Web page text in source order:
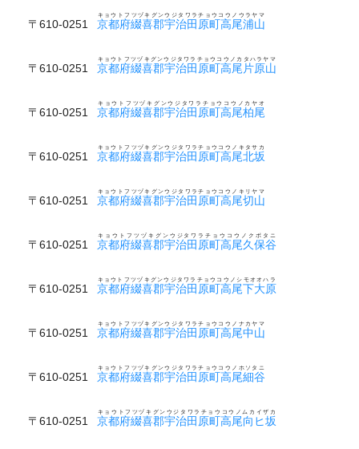
〒610-0251 京都府綴喜郡宇治田原町高尾浦山
キョウトフツヅキグンウジタワラチョウコウノウラヤマ
〒610-0251 京都府綴喜郡宇治田原町高尾片原山
キョウトフツヅキグンウジタワラチョウコウノカタハラヤマ
〒610-0251 京都府綴喜郡宇治田原町高尾柏尾
キョウトフツヅキグンウジタワラチョウコウノカヤオ
〒610-0251 京都府綴喜郡宇治田原町高尾北坂
キョウトフツヅキグンウジタワラチョウコウノキタサカ
〒610-0251 京都府綴喜郡宇治田原町高尾切山
キョウトフツヅキグンウジタワラチョウコウノキリヤマ
〒610-0251 京都府綴喜郡宇治田原町高尾久保谷
キョウトフツヅキグンウジタワラチョウコウノクボタニ
〒610-0251 京都府綴喜郡宇治田原町高尾下大原
キョウトフツヅキグンウジタワラチョウコウノシモオオハラ
〒610-0251 京都府綴喜郡宇治田原町高尾中山
キョウトフツヅキグンウジタワラチョウコウノナカヤマ
〒610-0251 京都府綴喜郡宇治田原町高尾細谷
キョウトフツヅキグンウジタワラチョウコウノホソタニ
〒610-0251 京都府綴喜郡宇治田原町高尾向ヒ坂
キョウトフツヅキグンウジタワラチョウコウノムカイザカ